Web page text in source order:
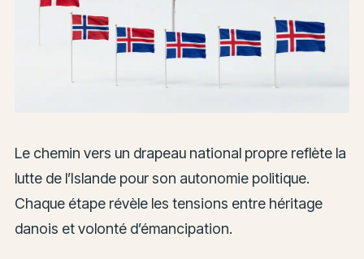
Le chemin vers un drapeau national propre reflète la
lutte de l’Islande pour son autonomie politique.
Chaque étape révèle les tensions entre héritage
danois et volonté d’émancipation.